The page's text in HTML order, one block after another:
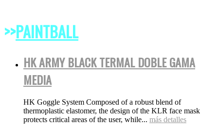
>>PAINTBALL
HK ARMY BLACK TERMAL DOBLE GAMA
MEDIA
HK Goggle System Composed of a robust blend of
thermoplastic elastomer, the design of the KLR face mask
protects critical areas of the user, while... más detalles